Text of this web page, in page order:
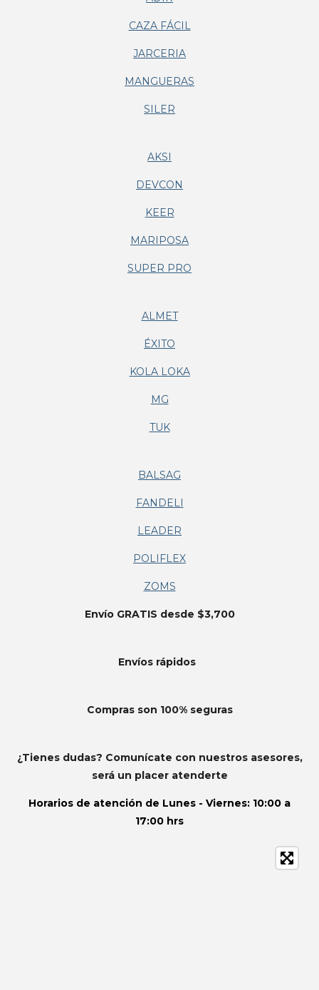
CAZA FÁCIL
JARCERIA
MANGUERAS
SILER
AKSI
DEVCON
KEER
MARIPOSA
SUPER PRO
ALMET
ÉXITO
KOLA LOKA
MG
TUK
BALSAG
FANDELI
LEADER
POLIFLEX
ZOMS
Envío GRATIS desde $3,700
Envíos rápidos
Compras son 100% seguras
¿Tienes dudas? Comunícate con nuestros asesores,
será un placer atenderte
Horarios de atención de Lunes - Viernes: 10:00 a
17:00 hrs